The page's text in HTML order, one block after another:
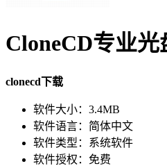
CloneCD专业光
clonecd下载
软件大小： 3.4MB
软件语言： 简体中文
软件类型： 系统软件
软件授权： 免费